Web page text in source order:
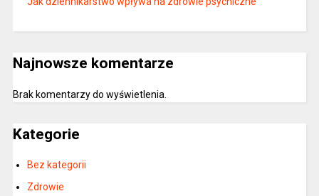
Najnowsze komentarze
Brak komentarzy do wyświetlenia.
Kategorie
Bez kategorii
Zdrowie